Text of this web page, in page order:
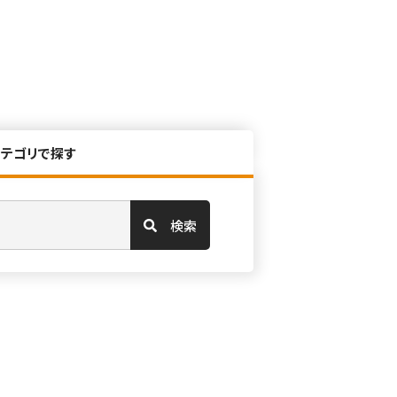
ゴリで探す
検索